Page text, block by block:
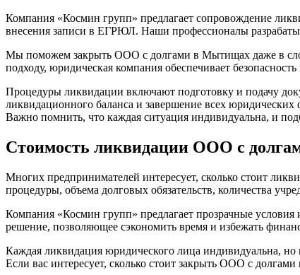
Компания «Космин групп» предлагает сопровождение
внесения записи в ЕГРЮЛ. Наши профессионалы
Мы поможем закрыть ООО с долгами в Мытищах даже в
подходу, юридическая компания обеспечивает
Процедуры ликвидации включают подготовку и подачу
ликвидационного баланса и завершение всех
Важно помнить, что каждая ситуация индивидуальна, и
Стоимость ликвидации ООО с
Многих предпринимателей интересует, сколько стоит
процедуры, объема долговых обязательств, количества
Компания «Космин групп» предлагает прозрачные
решение, позволяющее сэкономить время и избежать
Каждая ликвидация юридического лица индивидуальна, но
Если вас интересует, сколько стоит закрыть ООО с